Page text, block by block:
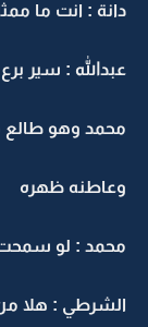
دانة : انت ما
عبدالله : سير
محمد وهو طالع
وعاطنه ظهره
محمد : لو
الشرطي : هلا من